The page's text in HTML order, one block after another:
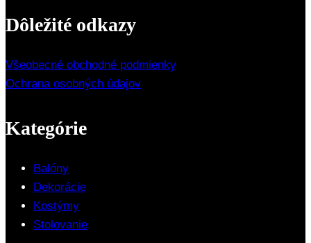
Dôležité odkazy
Všeobecné obchodné podmienky
Ochrana osobných údajov
Kategórie
Balóny
Dekorácie
Kostýmy
Stolovanie